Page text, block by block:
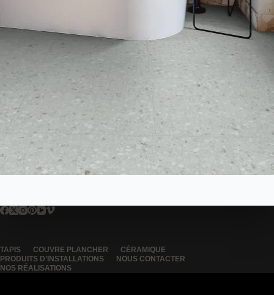
TAPIS COUVRE PLANCHER
CÉRAMIQUE
PRODUITS D’INSTALLATIONS
NOUS CONTACTER
NOS RÉALISATIONS